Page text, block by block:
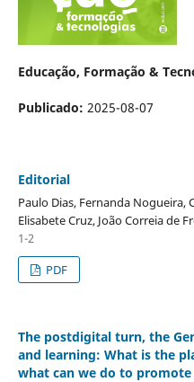
Educação, Formação &
Publicado: 2025-08-07
Editorial
Paulo Dias, Fernanda Nogueira,
Elisabete Cruz, João Correia de
1-2
PDF
The postdigital turn, the
and learning: What is the
what can we do to promote